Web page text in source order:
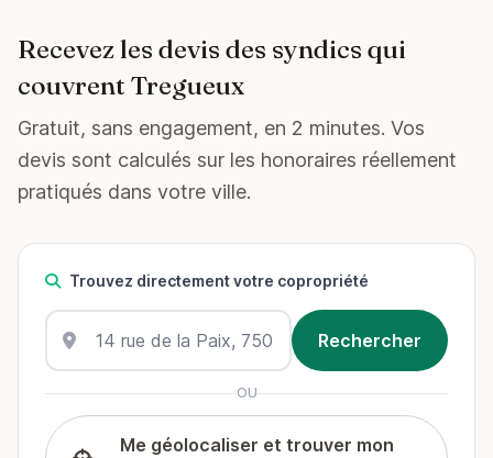
Recevez les devis des syndics qui
couvrent Tregueux
Gratuit, sans engagement, en 2 minutes. Vos
devis sont calculés sur les honoraires réellement
pratiqués dans votre ville.
Trouvez directement votre copropriété
OU
Me géolocaliser et trouver mon